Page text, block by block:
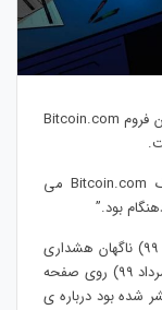
راجر ور Roger Ver می گوید اعلام خبر بسته شدن فروم Bitcoin.com
راجر ور Roger Ver، مدیر اجرایی وبسایت بزرگ Bitcoin.com می
بود.”
فروم Bitcoin.com دو روز پیش 24 ژوئن (4 تیر 99) ناگهان هشداری
را مبنی بر بسته شدن این فروم در 23 ژوئیه (2 مرداد 99) روی صفحه
شده بود درباره ی